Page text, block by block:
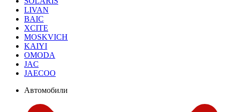
LIVAN
BAIC
XCITE
MOSKVICH
KAIYI
OMODA
JAC
JAECOO
Автомобили